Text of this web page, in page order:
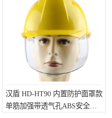
汉盾 HD-HT90 内置防护面罩款
单筋加强带透气孔ABS安全帽